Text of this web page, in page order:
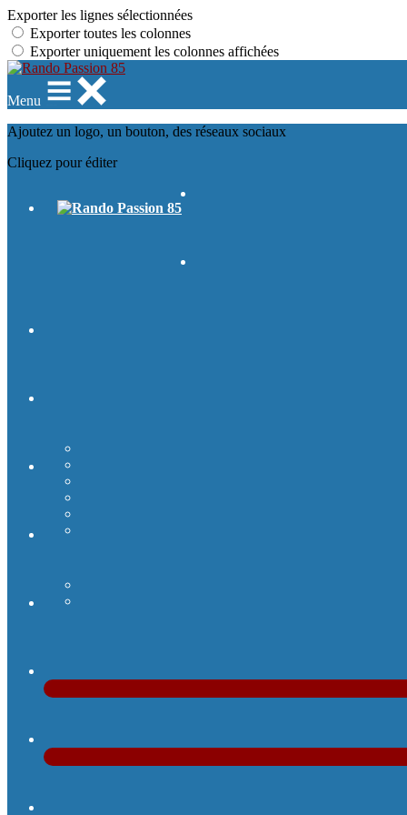
Exporter les lignes sélectionnées
Exporter toutes les colonnes
Exporter uniquement les colonnes affichées
Menu
Ajoutez un logo, un bouton, des réseaux sociaux
Cliquez pour éditer